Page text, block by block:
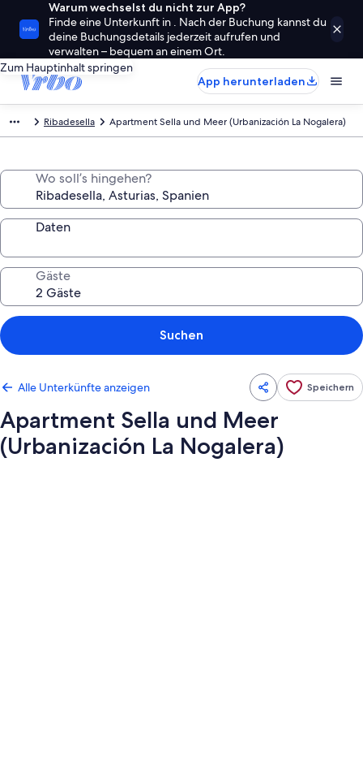
Warum wechselst du nicht zur App?
Finde eine Unterkunft in . Nach der Buchung kannst du
deine Buchungsdetails jederzeit aufrufen und
verwalten – bequem an einem Ort.
Zum Hauptinhalt springen
App herunterladen
Ribadesella Apartment Sella und Meer (Urbanización La Nogalera)
Wo soll’s hingehen?
Daten
Gäste
Suchen
Alle Unterkünfte anzeigen Speichern
Apartment Sella und Meer
(Urbanización La Nogalera)